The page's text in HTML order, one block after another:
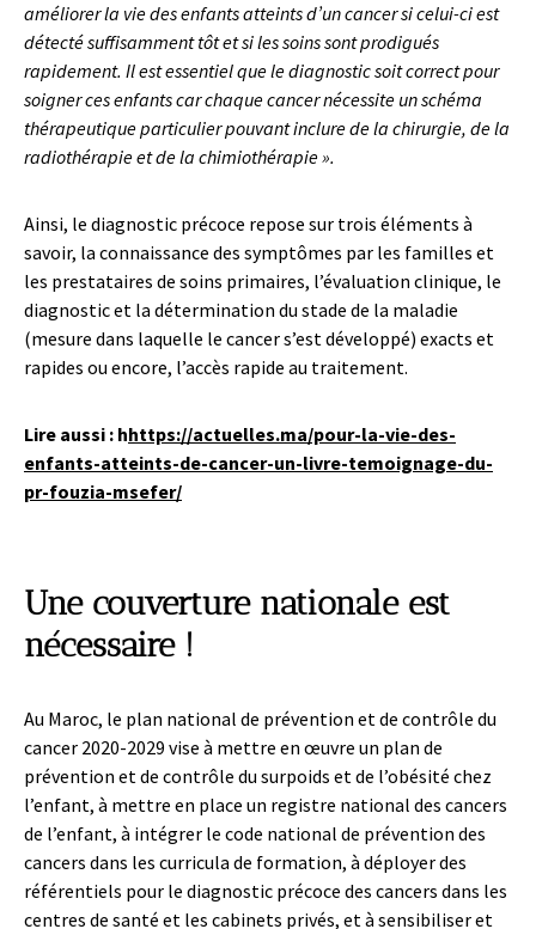
améliorer la vie des enfants atteints d’un cancer si celui-ci est
détecté suffisamment tôt et si les soins sont prodigués
rapidement. Il est essentiel que le diagnostic soit correct pour
soigner ces enfants car chaque cancer nécessite un schéma
thérapeutique particulier pouvant inclure de la chirurgie, de la
radiothérapie et de la chimiothérapie ».
Ainsi, le diagnostic précoce repose sur trois éléments à
savoir, la connaissance des symptômes par les familles et
les prestataires de soins primaires, l’évaluation clinique, le
diagnostic et la détermination du stade de la maladie
(mesure dans laquelle le cancer s’est développé) exacts et
rapides ou encore, l’accès rapide au traitement.
Lire aussi : hhttps://actuelles.ma/pour-la-vie-des-
enfants-atteints-de-cancer-un-livre-temoignage-du-
pr-fouzia-msefer/
Une couverture nationale est
nécessaire !
Au Maroc, le plan national de prévention et de contrôle du
cancer 2020-2029 vise à mettre en œuvre un plan de
prévention et de contrôle du surpoids et de l’obésité chez
l’enfant, à mettre en place un registre national des cancers
de l’enfant, à intégrer le code national de prévention des
cancers dans les curricula de formation, à déployer des
référentiels pour le diagnostic précoce des cancers dans les
centres de santé et les cabinets privés, et à sensibiliser et